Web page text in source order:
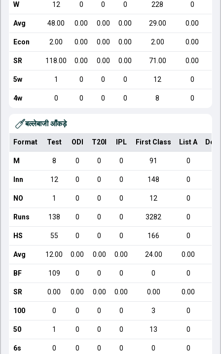
W 12 0 0 0 228 0
Avg 48.00 0.00 0.00 0.00 29.00 0.00
Econ 2.00 0.00 0.00 0.00 2.00 0.00
SR 118.00 0.00 0.00 0.00 71.00 0.00
5w 1 0 0 0 12 0
4w 0 0 0 0 8 0
बल्लेबाजी आँकड़े
Format Test ODI T20I IPL First Class List A
M 8 0 0 0 91 0
Inn 12 0 0 0 148 0
NO 1 0 0 0 12 0
Runs 138 0 0 0 3282 0
HS 55 0 0 0 166 0
Avg 12.00 0.00 0.00 0.00 24.00 0.00
BF 109 0 0 0 0 0
SR 0.00 0.00 0.00 0.00 0.00 0.00
100 0 0 0 0 3 0
50 1 0 0 0 13 0
6s 0 0 0 0 0 0